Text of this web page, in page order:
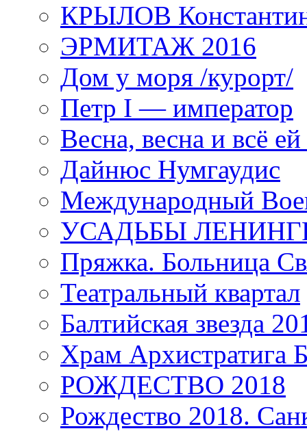
КРЫЛОВ
ЭРМИТАЖ 2016
Дом у моря /курорт/
Петр I — император
Весна, весна и всё
Дайнюс Нумгаудис
Международный
УСАДЬБЫ
Пряжка. Больница
Театральный квартал
Балтийская звезда
Храм
РОЖДЕСТВО 2018
Рождество 2018.